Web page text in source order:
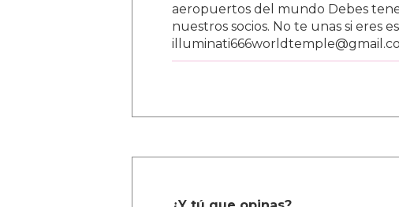
aeropuertos del mundo Debes
nuestros socios. No te unas si eres